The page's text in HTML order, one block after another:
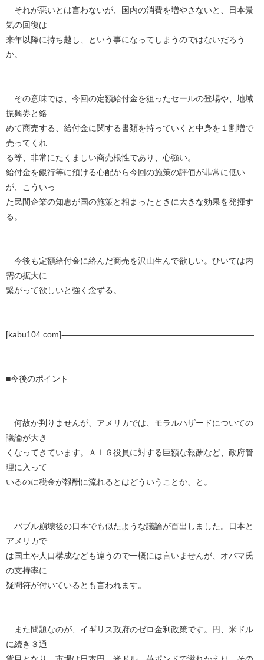
それが悪いとは言わないが、国内の消費を増やさないと、日本景
気の回復は
来年以降に持ち越し、という事になってしまうのではないだろう
か。
その意味では、今回の定額給付金を狙ったセールの登場や、地域
振興券と絡
めて商売する、給付金に関する書類を持っていくと中身を１割増で
売ってくれ
る等、非常にたくましい商売根性であり、心強い。
給付金を銀行等に預ける心配から今回の施策の評価が非常に低い
が、こういっ
た民間企業の知恵が国の施策と相まったときに大きな効果を発揮す
る。
今後も定額給付金に絡んだ商売を沢山生んで欲しい。ひいては内
需の拡大に
繋がって欲しいと強く念ずる。
[kabu104.com]-―――――――――――――――――――――――
―――――
■今後のポイント
何故か判りませんが、アメリカでは、モラルハザードについての
議論が大き
くなってきています。ＡＩＧ役員に対する巨額な報酬など、政府管
理に入って
いるのに税金が報酬に流れるとはどういうことか、と。
バブル崩壊後の日本でも似たような議論が百出しました。日本と
アメリカで
は国土や人口構成なども違うので一概には言いませんが、オバマ氏
の支持率に
疑問符が付いているとも言われます。
また問題なのが、イギリス政府のゼロ金利政策です。円、米ドル
に続き３通